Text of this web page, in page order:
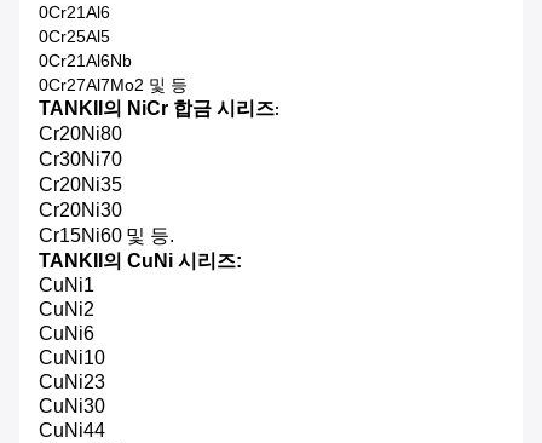
0Cr21Al6
0Cr25Al5
0Cr21Al6Nb
0Cr27Al7Mo2 및 등
TANKII의 NiCr 합금 시리즈:
Cr20Ni80
Cr30Ni70
Cr20Ni35
Cr20Ni30
Cr15Ni60 및 등.
TANKII의 CuNi 시리즈:
CuNi1
CuNi2
CuNi6
CuNi10
CuNi23
CuNi30
CuNi44